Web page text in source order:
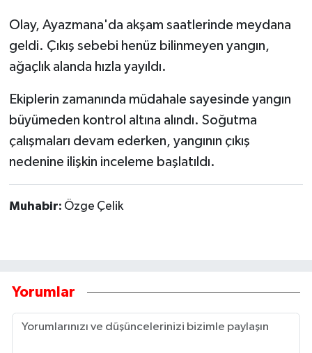
Olay, Ayazmana'da akşam saatlerinde meydana
geldi. Çıkış sebebi henüz bilinmeyen yangın,
ağaçlık alanda hızla yayıldı.
Ekiplerin zamanında müdahale sayesinde yangın
büyümeden kontrol altına alındı. Soğutma
çalışmaları devam ederken, yangının çıkış
nedenine ilişkin inceleme başlatıldı.
Muhabir: Özge Çelik
Yorumlar
Yerel
Künye